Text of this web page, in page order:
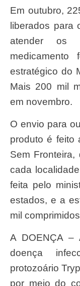
Em outubro, 225 mil comprimidos extras foram
liberados para
atender os
medicamento
estratégico do
Mais 200 mil
em novembro.
O envio para outros países que necessitam do
produto é feito
Sem
cada
feita pelo
estados, e a
mil
A DOENÇA – A doença de Chagas é uma
doença
protozoário
por meio do